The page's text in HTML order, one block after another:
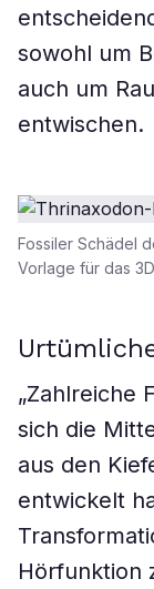
sowohl um
auch um
entwischen.
Fossiler Schädel
Vorlage für das
„Zahlreiche
sich die
aus den
entwickelt
Hörfunktion